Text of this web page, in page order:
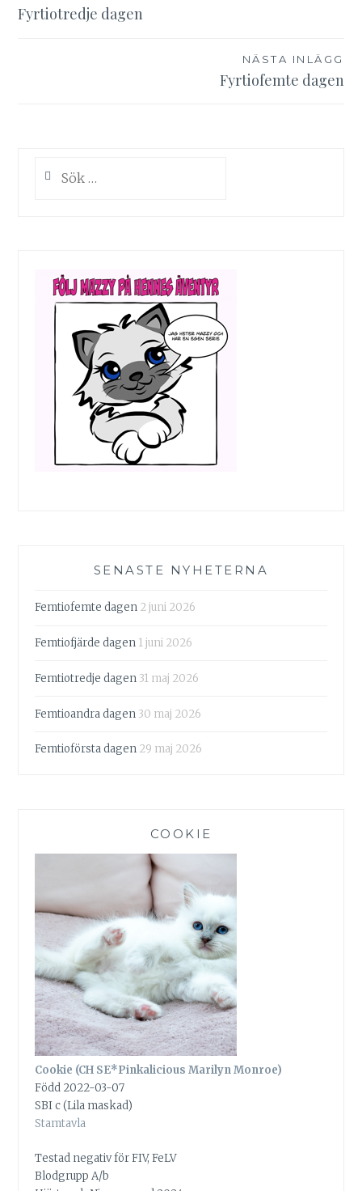
Fyrtiotredje dagen
NÄSTA INLÄGG
Fyrtiofemte dagen
efter:
SENASTE NYHETERNA
Femtiofemte dagen 2 juni 2026
Femtiofjärde dagen 1 juni 2026
Femtiotredje dagen 31 maj 2026
Femtioandra dagen 30 maj 2026
Femtioförsta dagen 29 maj 2026
COOKIE
Cookie (CH SE*Pinkalicious Marilyn Monroe)
Född 2022-03-07
SBI c (Lila maskad)
Stamtavla
Testad negativ för FIV, FeLV
Blodgrupp A/b